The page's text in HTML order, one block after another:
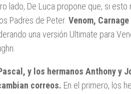
lado, De Luca propone que, si
Padres de Peter. Venom,
una versión Ultimate para
y los hermanos Anthony y
correos. En el primero, los